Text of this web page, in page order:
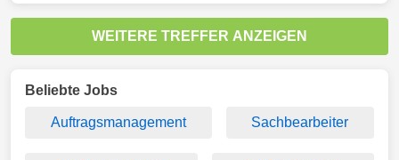
WEITERE TREFFER ANZEIGEN
Beliebte Jobs
Auftragsmanagement Sachbearbeiter